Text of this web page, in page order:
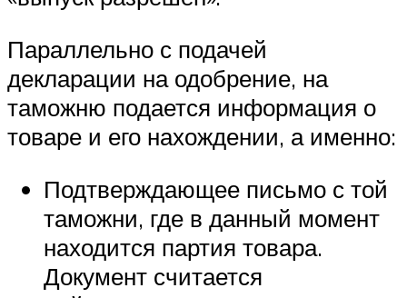
Параллельно с подачей
декларации на одобрение, на
таможню подается информация о
товаре и его нахождении, а именно:
Подтверждающее письмо с той
таможни, где в данный момент
находится партия товара.
Документ считается